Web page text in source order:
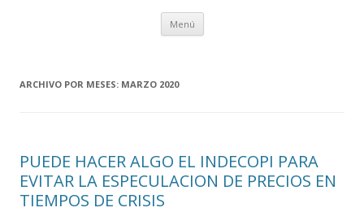
Menú Ir
contenido
ARCHIVO POR MESES: MARZO 2020
PUEDE HACER ALGO EL INDECOPI PARA
EVITAR LA ESPECULACION DE PRECIOS EN
TIEMPOS DE CRISIS